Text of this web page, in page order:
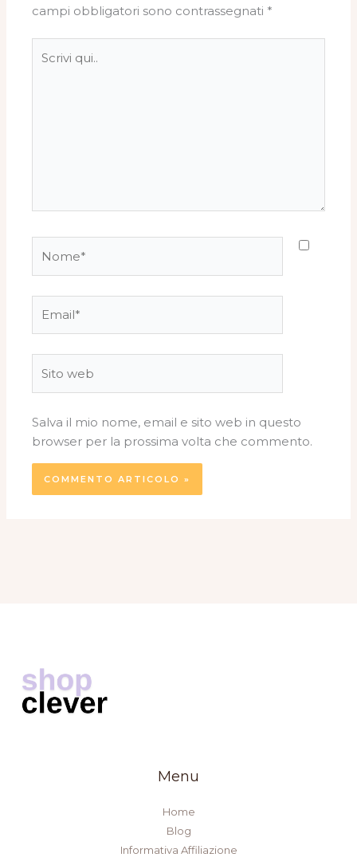
campi obbligatori sono contrassegnati *
qui..
web
Salva il mio nome, email e sito web in questo
browser per la prossima volta che commento.
Menu
Home
Blog
Informativa Affiliazione